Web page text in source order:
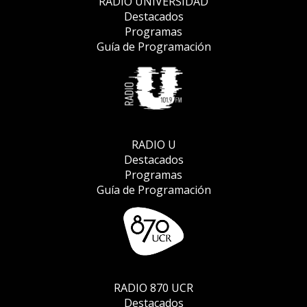
último siglo I Episodio 14, 2
La participación política de las
mujeres centroamericanas en el
último siglo I Episodio N° 14, 1
Investigación histórica y prensa
Elecciones en la historia de
Centroamérica I Episodio N° 12
Las universidades jesuitas en la
historia centroamericana I Episodio
centroamericana I Episodio N°10
Destacados
Programas
Guía de Programación
RADIO U
Destacados
Programas
Guía de Programación
RADIO 870 UCR
Destacados